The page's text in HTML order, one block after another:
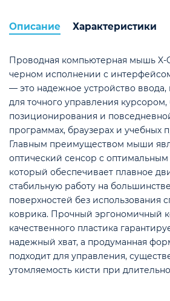
Описание Характеристики
Проводная компьютерная мышь X-
черном исполнении с
— это надежное устройство ввода,
для точного управления курсором,
позиционирования и
программах, браузерах и учебных
Главным преимуществом мыши
оптический сенсор с
который обеспечивает плавное
стабильную работу на
поверхностей без использования
коврика. Прочный эргономичный
качественного пластика
надежный хват, а продуманная
подходит для управления,
утомляемость кисти при